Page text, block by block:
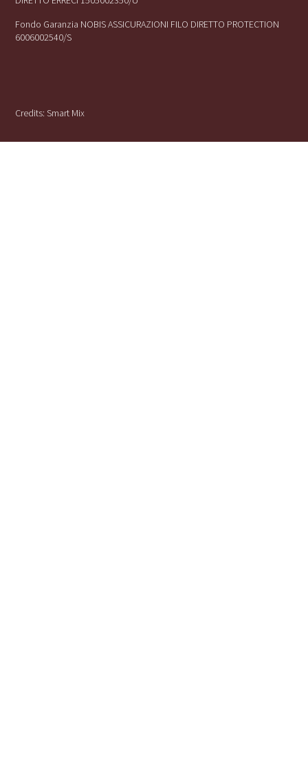
Fondo Garanzia NOBIS ASSICURAZIONI FILO DIRETTO PROTECTION
6006002540/S
Credits:Smart Mix